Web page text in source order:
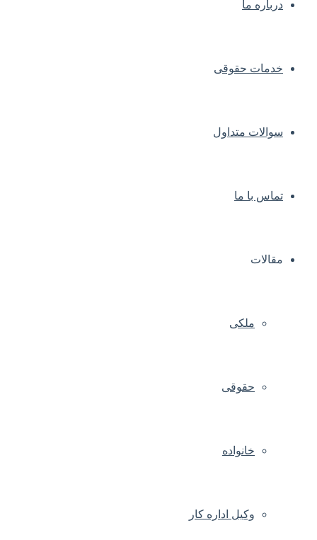
درباره ما
خدمات حقوقی
سوالات متداول
تماس با ما
مقالات
ملکی
حقوقی
خانواده
وکیل اداره کار